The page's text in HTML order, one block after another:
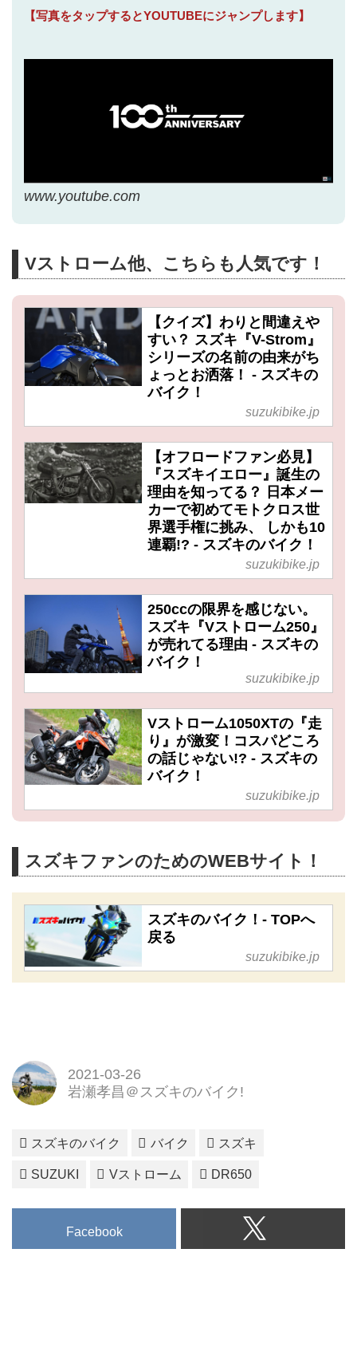
【写真をタップするとYOUTUBEにジャンプします】
www.youtube.com
Vストローム他、こちらも人気です！
【クイズ】わりと間違えや
すい？ スズキ『V-Strom』
シリーズの名前の由来がち
ょっとお洒落！ - スズキの
バイク！
suzukibike.jp
【オフロードファン必見】
『スズキイエロー』誕生の
理由を知ってる？ 日本メー
カーで初めてモトクロス世
界選手権に挑み、 しかも10
連覇!? - スズキのバイク！
suzukibike.jp
250ccの限界を感じない。
スズキ『Vストローム250』
が売れてる理由 - スズキの
バイク！
suzukibike.jp
Vストローム1050XTの『走
り』が激変！コスパどころ
の話じゃない!? - スズキの
バイク！
suzukibike.jp
スズキファンのためのWEBサイト！
スズキのバイク！- TOPへ
戻る
suzukibike.jp
2021-03-26
岩瀬孝昌＠スズキのバイク!
スズキのバイク バイク スズキ
SUZUKI Vストローム DR650
Facebook